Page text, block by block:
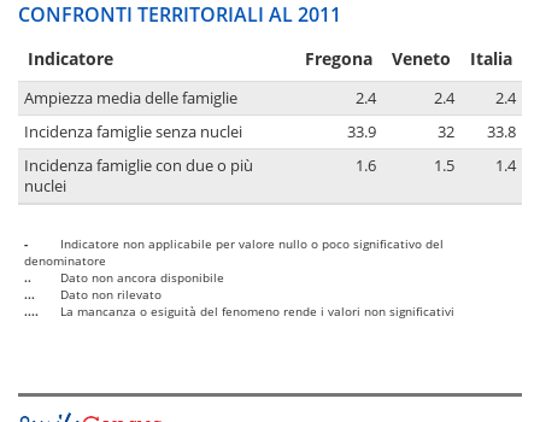
CONFRONTI TERRITORIALI AL 2011
Indicatore Fregona Veneto Italia
Ampiezza media delle famiglie 2.4 2.4
2.4
Incidenza famiglie senza nuclei
33.9 32
33.8
Incidenza famiglie con due o più
nuclei
1.6 1.5 1.4
-
Indicatore non applicabile per valore nullo o poco significativo del
denominatore
..
Dato non ancora disponibile
...
Dato non rilevato
....
La mancanza o esiguità del fenomeno rende i valori non significativi